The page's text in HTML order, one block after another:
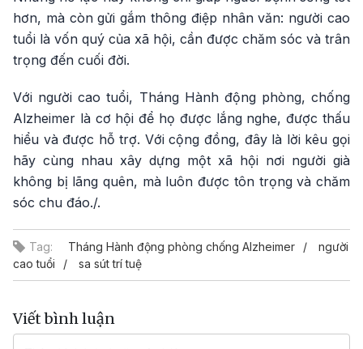
hơn, mà còn gửi gắm thông điệp nhân văn: người cao
tuổi là vốn quý của xã hội, cần được chăm sóc và trân
trọng đến cuối đời.
Với người cao tuổi, Tháng Hành động phòng, chống
Alzheimer là cơ hội để họ được lắng nghe, được thấu
hiểu và được hỗ trợ. Với cộng đồng, đây là lời kêu gọi
hãy cùng nhau xây dựng một xã hội nơi người già
không bị lãng quên, mà luôn được tôn trọng và chăm
sóc chu đáo./.
Tag: Tháng Hành động phòng chống Alzheimer
người
cao tuổi
sa sút trí tuệ
Viết bình luận